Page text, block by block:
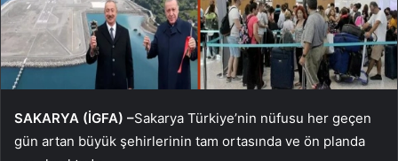
SAKARYA (İGFA) –Sakarya Türkiye’nin nüfusu her geçen
gün artan büyük şehirlerinin tam ortasında ve ön planda